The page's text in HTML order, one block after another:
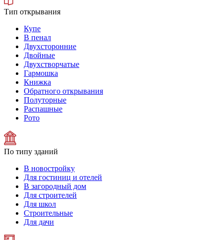
Тип открывания
Купе
В пенал
Двухсторонние
Двойные
Двухстворчатые
Гармошка
Книжка
Обратного открывания
Полуторные
Распашные
Рото
По типу зданий
В новостройку
Для гостиниц и отелей
В загородный дом
Для строителей
Для школ
Строительные
Для дачи